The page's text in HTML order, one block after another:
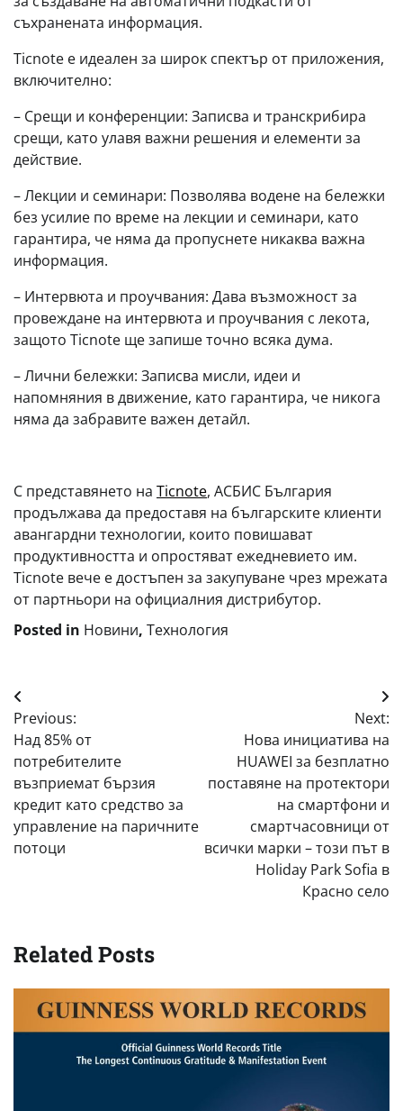
съхранената информация.
Ticnote е идеален за широк спектър от приложения,
включително:
– Срещи и конференции: Записва и транскрибира
срещи, като улавя важни решения и елементи за
действие.
– Лекции и семинари: Позволява водене на бележки
без усилие по време на лекции и семинари, като
гарантира, че няма да пропуснете никаква важна
информация.
– Интервюта и проучвания: Дава възможност за
провеждане на интервюта и проучвания с лекота,
защото Ticnote ще запише точно всяка дума.
– Лични бележки: Записва мисли, идеи и
напомняния в движение, като гарантира, че никога
няма да забравите важен детайл.
С представянето на Ticnote, АСБИС България
продължава да предоставя на българските клиенти
авангардни технологии, които повишават
продуктивността и опростяват ежедневието им.
Ticnote вече е достъпен за закупуване чрез мрежата
от партньори на официалния дистрибутор.
Posted in Новини, Технология
Навигация
Previous:
Над 85% от
потребителите
възприемат бързия
кредит като средство за
управление на паричните
потоци
Next:
Нова инициатива на
HUAWEI за безплатно
поставяне на протектори
на смартфони и
смартчасовници от
всички марки – този път в
Holiday Park Sofia в
Красно село
Related Posts